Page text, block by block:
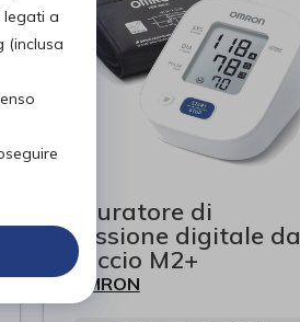
Misuratore di
pressione digitale da
braccio M2+
OMRON
legati a
(inclusa